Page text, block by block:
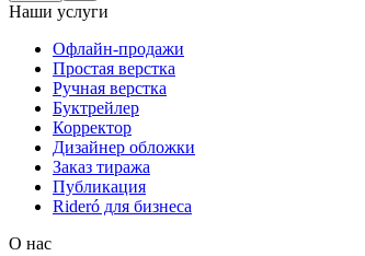
Наши услуги
Офлайн-продажи
Простая верстка
Ручная верстка
Буктрейлер
Корректор
Дизайнер обложки
Заказ тиража
Публикация
Rideró для бизнеса
О нас